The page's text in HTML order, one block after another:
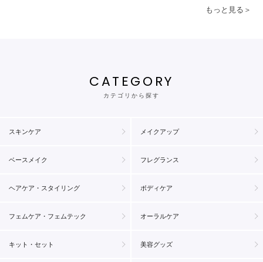
もっと見る＞
CATEGORY
カテゴリから探す
スキンケア メイクアップ
ベースメイク フレグランス
ヘアケア・スタイリング ボディケア
フェムケア・フェムテック オーラルケア
キット・セット 美容グッズ